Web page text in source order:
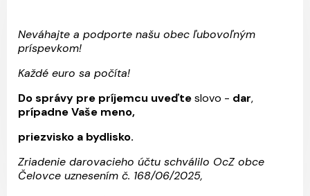
Neváhajte a podporte našu obec ľubovoľným
príspevkom!
Každé euro sa počíta!
Do správy pre príjemcu uveďteslovo - dar,
prípadne Vaše meno,
priezvisko a bydlisko.
Zriadenie darovacieho účtu schválilo OcZ obce
Čelovce uznesením č. 168/06/2025,